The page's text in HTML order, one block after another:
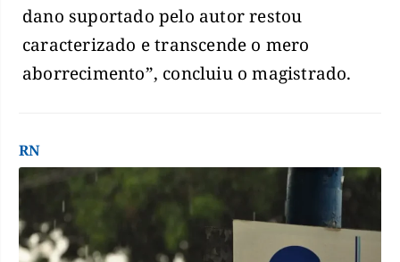
dano suportado pelo autor restou
caracterizado e transcende o mero
aborrecimento”, concluiu o magistrado.
RN